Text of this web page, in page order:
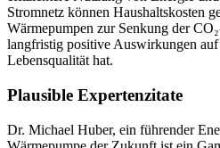
Stromnetz können Haushaltskosten
Wärmepumpen zur Senkung der
langfristig positive Auswirkungen
Lebensqualität hat.
Plausible Expertenzitate
Dr. Michael Huber, ein führender